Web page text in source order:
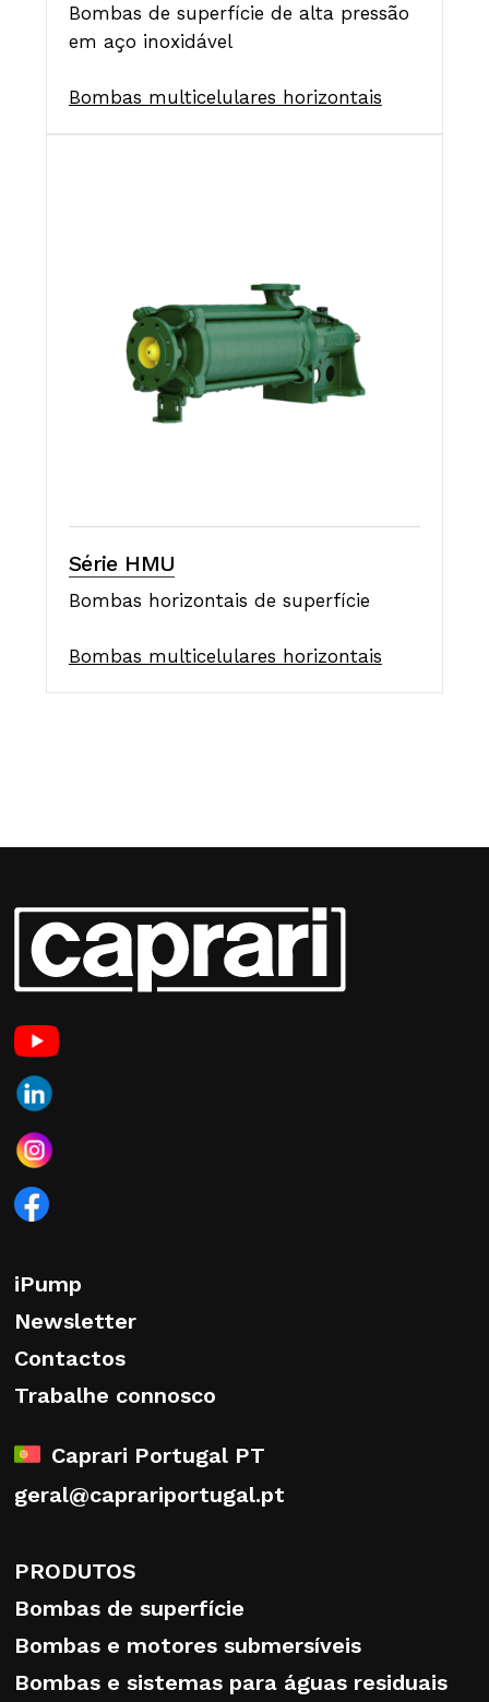
Bombas de superfície de alta pressão
em aço inoxidável
Bombas multicelulares horizontais
Série HMU
Bombas horizontais de superfície
Bombas multicelulares horizontais
iPump
Newsletter
Contactos
Trabalhe connosco
Caprari Portugal PT
geral@caprariportugal.pt
PRODUTOS
Bombas de superfície
Bombas e motores submersíveis
Bombas e sistemas para águas residuais